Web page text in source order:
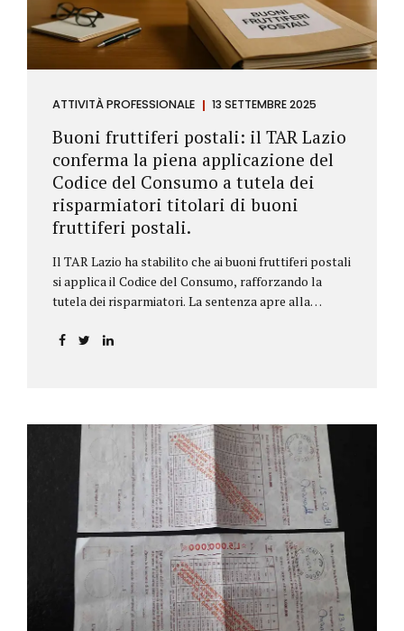
ATTIVITÀ PROFESSIONALE 13 SETTEMBRE 2025
Buoni fruttiferi postali: il TAR Lazio
conferma la piena applicazione del
Codice del Consumo a tutela dei
risparmiatori titolari di buoni
fruttiferi postali.
Il TAR Lazio ha stabilito che ai buoni fruttiferi postali
si applica il Codice del Consumo, rafforzando la
tutela dei risparmiatori. La sentenza apre alla
capitale o interessi per mancanza di informazioni